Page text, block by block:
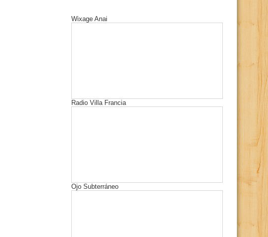
Wixage Anai
Radio Villa Francia
Ojo Subterráneo